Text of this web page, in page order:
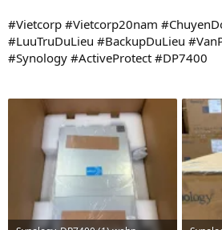
#Vietcorp #Vietcorp20nam
#LuuTruDuLieu #BackupDuLieu
#Synology #ActiveProtect #DP7400